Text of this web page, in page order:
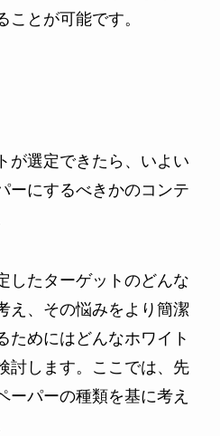
ことが可能です。
が選定できたら、いよい
ーにするべきかのコンテ
したターゲットのどんな
え、その悩みをより簡潔
ためにはどんなホワイト
討します。ここでは、先
ーパーの種類を基に考え